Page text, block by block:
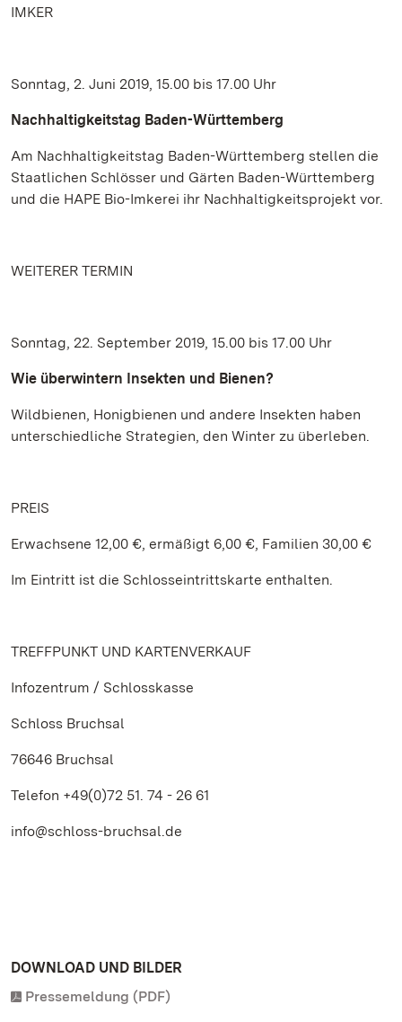
IMKER
Sonntag, 2. Juni 2019, 15.00 bis 17.00 Uhr
Nachhaltigkeitstag Baden-Württemberg
Am Nachhaltigkeitstag Baden-Württemberg stellen die
Staatlichen Schlösser und Gärten Baden-Württemberg
und die HAPE Bio-Imkerei ihr Nachhaltigkeitsprojekt vor.
WEITERER TERMIN
Sonntag, 22. September 2019, 15.00 bis 17.00 Uhr
Wie überwintern Insekten und Bienen?
Wildbienen, Honigbienen und andere Insekten haben
unterschiedliche Strategien, den Winter zu überleben.
PREIS
Erwachsene 12,00 €, ermäßigt 6,00 €, Familien 30,00 €
Im Eintritt ist die Schlosseintrittskarte enthalten.
TREFFPUNKT UND KARTENVERKAUF
Infozentrum / Schlosskasse
Schloss Bruchsal
76646 Bruchsal
Telefon +49(0)72 51. 74 - 26 61
info@schloss-bruchsal.de
DOWNLOAD UND BILDER
Pressemeldung (PDF)